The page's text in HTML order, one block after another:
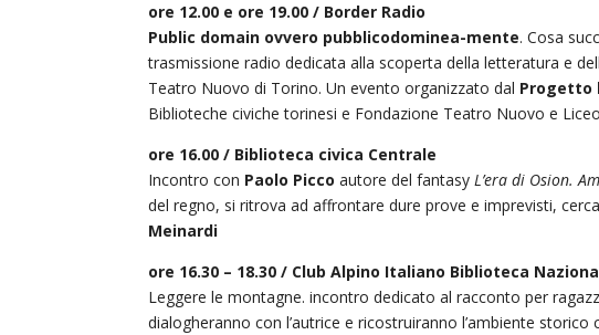
ore 12.00 e ore 19.00 / Border Radio
Public domain ovvero pubblicodominea-mente. Cosa
trasmissione radio dedicata alla scoperta della letteratura e
Teatro Nuovo di Torino. Un evento organizzato dal Progetto
Biblioteche civiche torinesi e Fondazione Teatro Nuovo e
ore 16.00 / Biblioteca civica Centrale
Incontro con Paolo Piccoautore del fantasy L’era di Osion.
del regno, si ritrova ad affrontare dure prove e imprevisti,
Meinardi
ore 16.30 – 18.30 / Club Alpino Italiano Biblioteca
Leggere le montagne. incontro dedicato al racconto per
dialogheranno con l’autrice e ricostruiranno l’ambiente